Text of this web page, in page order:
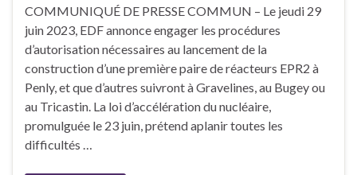
COMMUNIQUÉ DE PRESSE COMMUN – Le jeudi 29
juin 2023, EDF annonce engager les procédures
d’autorisation nécessaires au lancement de la
construction d’une première paire de réacteurs EPR2 à
Penly, et que d’autres suivront à Gravelines, au Bugey ou
au Tricastin. La loi d’accélération du nucléaire,
promulguée le 23 juin, prétend aplanir toutes les
difficultés …